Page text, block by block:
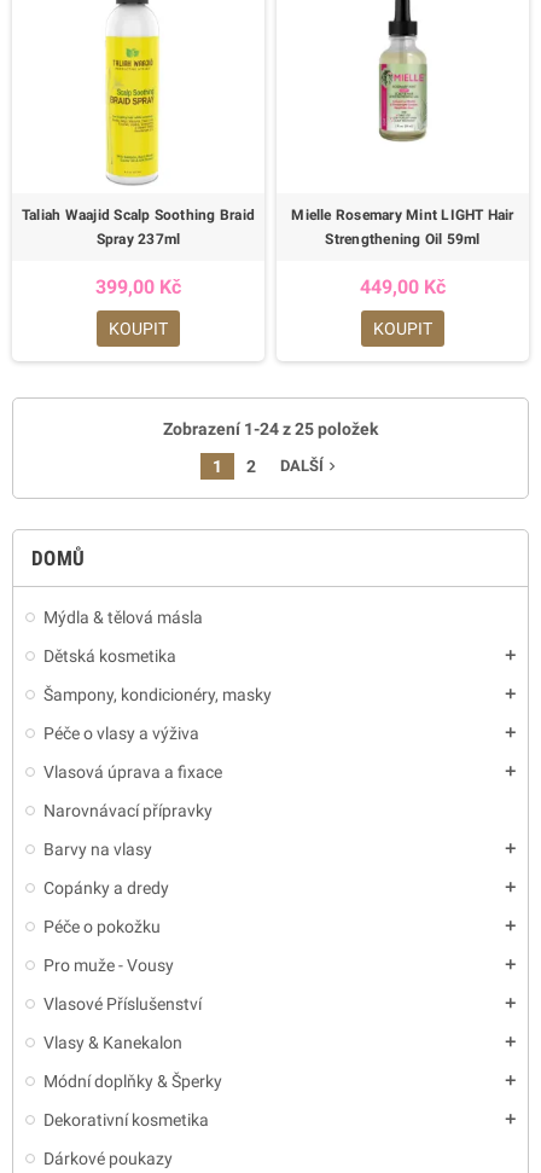
DOMŮ
Mýdla & tělová másla
Dětská kosmetika
add
Šampony, kondicionéry, masky add
Péče o vlasy a výživa add
Vlasová úprava a fixace add
Narovnávací přípravky
Barvy na vlasy
add
Copánky a dredy add
Péče o pokožku add
Pro muže - Vousy add
Vlasové Příslušenství add
Vlasy & Kanekalon add
Módní doplňky & Šperky add
Dekorativní kosmetika add
Dárkové poukazy
Taliah Waajid Scalp Soothing Braid
Spray 237ml
399,00 Kč
KOUPIT
Mielle Rosemary Mint LIGHT Hair
Strengthening Oil 59ml
449,00 Kč
KOUPIT
Zobrazení 1-24 z 25 položek
1
2 DALŠÍ navigate_next